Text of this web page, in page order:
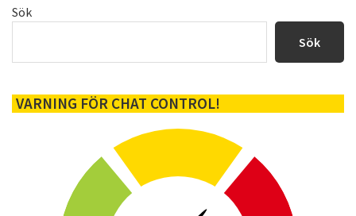
Primärt
Sök
Sök
VARNING FÖR CHAT CONTROL!